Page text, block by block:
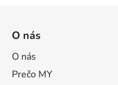
O nás
O nás
Prečo MY